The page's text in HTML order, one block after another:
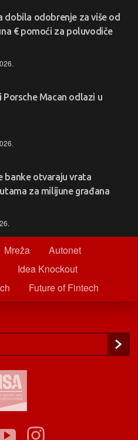
dobila odobrenje za više od
€ pomoći za poluvodiče
Porsche Macan odlazi u
banke otvaraju vrata
za milijune građana
Mreža
Autonet
Idea Knockout
Future of Fintech